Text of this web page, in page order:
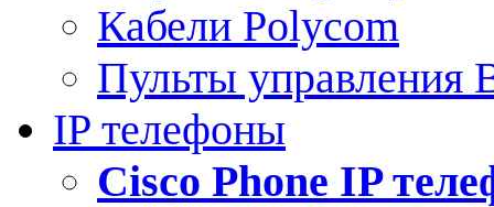
Кабели Polycom
Пульты управления
IP телефоны
Сisco Phone IP